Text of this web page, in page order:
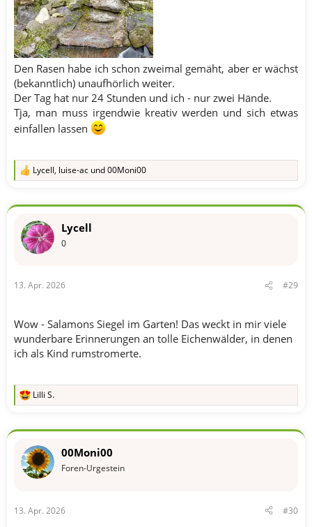
Den Rasen habe ich schon zweimal gemäht, aber er wächst
(bekanntlich) unaufhörlich weiter.
Der Tag hat nur 24 Stunden und ich - nur zwei Hände.
Tja, man muss irgendwie kreativ werden und sich etwas
einfallen lassen
R
k
o
:
Lycell, luise-ac und00Moni00
Lycell
0
13. Apr. 2026 #29
Wow - Salamons Siegel im Garten! Das weckt in mir viele
wunderbare Erinnerungen an tolle Eichenwälder, in denen
ich als Kind rumstromerte.
R
k
o
:
Lilli S.
00Moni00
Foren-Urgestein
13. Apr. 2026 #30